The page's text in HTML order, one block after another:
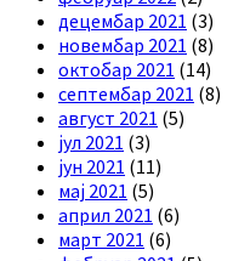
децембар 2021 (3)
новембар 2021 (8)
октобар 2021 (14)
септембар 2021 (8)
август 2021 (5)
јул 2021 (3)
јун 2021 (11)
мај 2021 (5)
април 2021 (6)
март 2021 (6)